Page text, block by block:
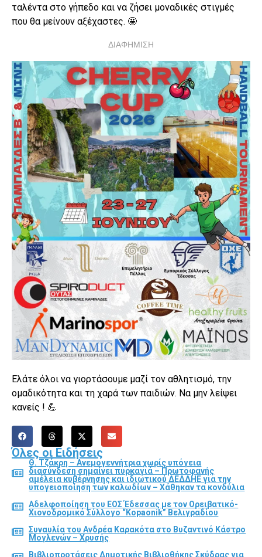
ταλέντα στο γήπεδο και να ζήσει μοναδικές στιγμές
που θα μείνουν αξέχαστες. 🤩
ΔΙΑΦΗΜΙΣΗ
Ελάτε όλοι να γιορτάσουμε μαζί τον αθλητισμό, την
ομαδικότητα και τη χαρά των παιδιών. Να μην λείψει
κανείς ! 💪
Όλες οι Ειδήσεις
Θ. Τζάκρη – Ανεμογεννήτρια χωρίς υπόγεια
διασύνδεση σημαίνει πυρκαγιά – Πρωτοφανής
αμέλεια κυβέρνησης και ιδιωτικού ΔΕΔΔΗΕ για την
υπογειοποίηση των καλωδίων – Χάθηκαν τα κονδύλια
Αδελφοποίηση του ΕΟΣ Έδεσσας με τον Ορειβατικό-
Χιονοδρομικό Σύλλογο “Kopaonik” Βελιγραδίου
Συναυλία του Ανδρέα Καρακότα στο Βυζαντινό Κάστρο
Μογλενών – Χρυσής
Βιβλιοπροτάσεις Δημοτικής Βιβλιοθήκης Σκύδρας για